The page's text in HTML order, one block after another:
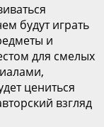
будут играть
и
для смелых
цениться
взгляд